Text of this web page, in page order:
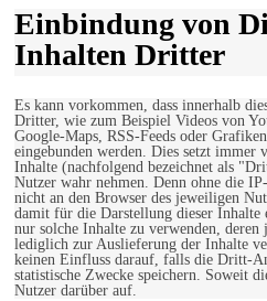
Einbindung von
Inhalten Dritter
Es kann vorkommen, dass innerhalb
Dritter, wie zum Beispiel Videos von
Google-Maps, RSS-Feeds oder
eingebunden werden. Dies setzt immer
Inhalte (nachfolgend bezeichnet als
Nutzer wahr nehmen. Denn ohne die
nicht an den Browser des jeweiligen
damit für die Darstellung dieser
nur solche Inhalte zu verwenden,
lediglich zur Auslieferung der Inhalte
keinen Einfluss darauf, falls die Dritt-
statistische Zwecke speichern. Soweit
Nutzer darüber auf.